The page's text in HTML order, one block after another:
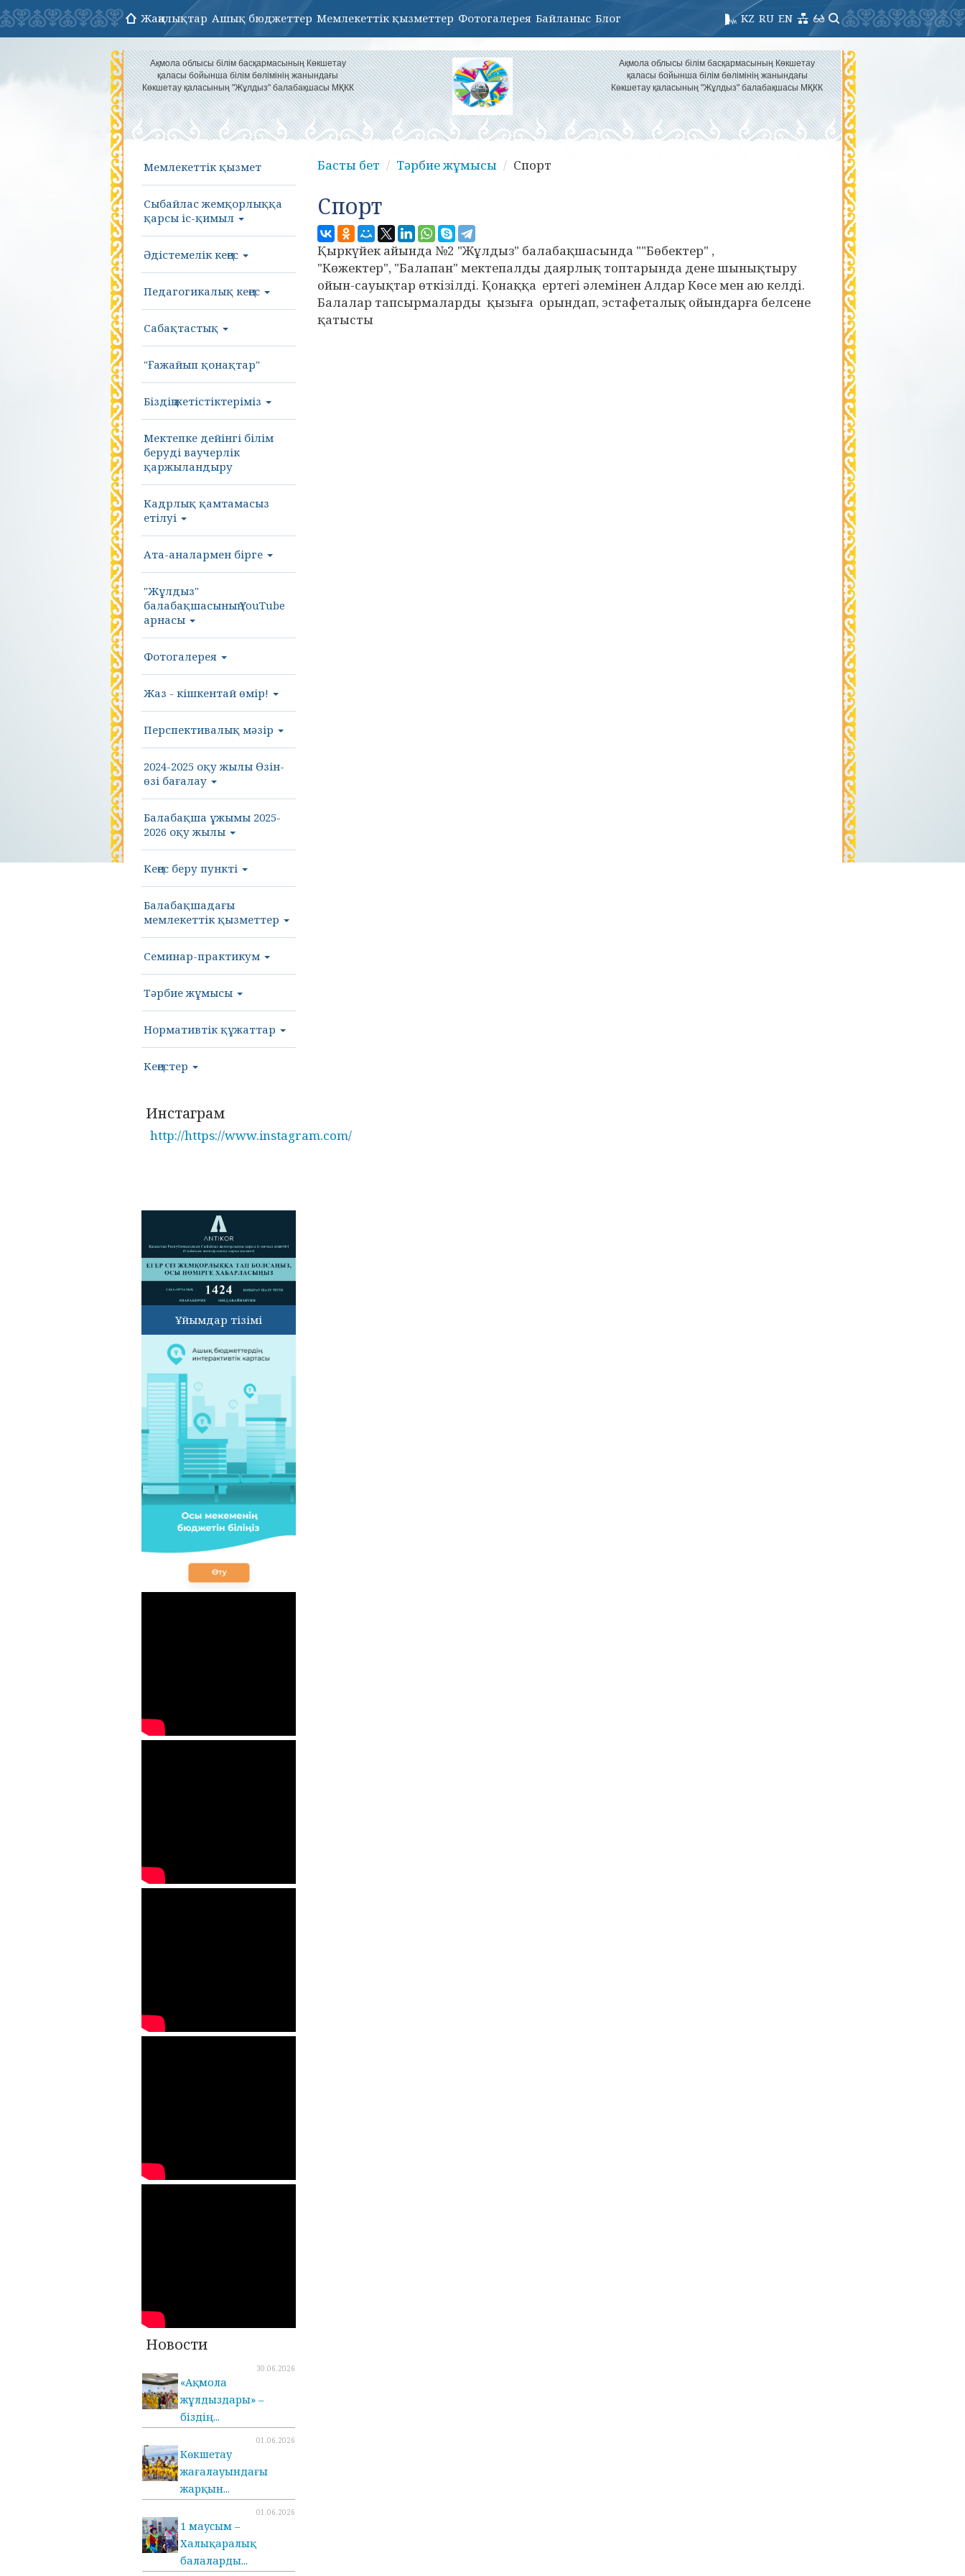
Жаңалықтар Ашық бюджеттер Мемлекеттік қызметтер Фотогалерея Байланыс Блог EN
RU
KZ
Ақмола облысы білім басқармасының Көкшетау
қаласы бойынша білім бөлімінің жанындағы
Көкшетау қаласының "Жұлдыз" балабақшасы МҚКК
Ақмола облысы білім басқармасының Көкшетау
қаласы бойынша білім бөлімінің жанындағы
Көкшетау қаласының "Жұлдыз" балабақшасы МҚКК
Мемлекеттік қызмет
Сыбайлас жемқорлыққа
қарсы іс-қимыл
Әдістемелік кеңес
Педагогикалық кеңес
Сабақтастық
"Ғажайып қонақтар"
Біздің жетістіктеріміз
Мектепке дейінгі білім
беруді ваучерлік
қаржыландыру
Кадрлық қамтамасыз
етілуі
Ата-аналармен бірге
"Жұлдыз"
балабақшасының YouTube
арнасы
Фотогалерея
Жаз - кішкентай өмір!
Перспективалық мәзір
2024-2025 оқу жылы Өзін-
өзі бағалау
Балабақша ұжымы 2025-
2026 оқу жылы
Кеңес беру пункті
Балабақшадағы
мемлекеттік қызметтер
Семинар-практикум
Тәрбие жұмысы
Нормативтік құжаттар
Кеңестер
Инстаграм
http://https://www.instagram.com/
Ұйымдар тізімі
Новости
30.06.2026
«Ақмола
жұлдыздары» –
біздің...
01.06.2026
Көкшетау
жағалауындағы
жарқын...
01.06.2026
1 маусым –
Халықаралық
балаларды...
Басты бет Тәрбие жұмысы Спорт
Спорт
Қыркүйек айында №2 "Жұлдыз" балабақшасында ""Бөбектер" ,
"Көжектер", "Балапан" мектепалды даярлық топтарында дене шынықтыру
ойын-сауықтар өткізілді. Қонаққа ертегі әлемінен Алдар Көсе мен аю келді.
Балалар тапсырмаларды қызыға орындап, эстафеталық ойындарға белсене
қатысты